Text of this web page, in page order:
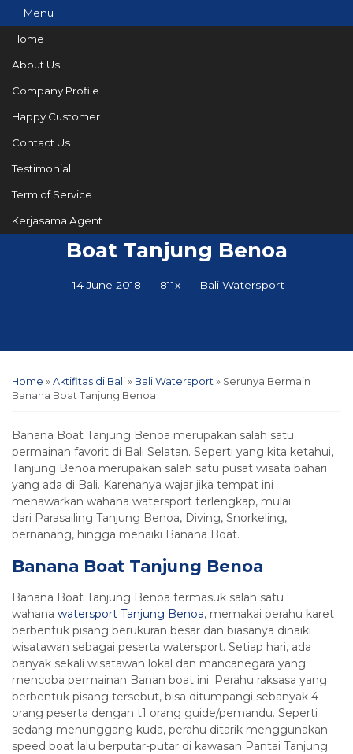
Menu
Home
About Us
Company Profile
Happy Customer
Contact Us
Testimonial
Term of Service
Kerjasama Agent
Serunya Bermain Banana
Boat Tanjung Benoa
14 June 2018 811x Bali Watersport
Home » Aktifitas di Bali » Bali Watersport » Serunya Bermain
Banana Boat Tanjung Benoa
Banana Boat Tanjung Benoa merupakan salah satu
permainan favorit di Bali Selatan. Seperti yang kita ketahui,
Tanjung Benoa merupakan salah satu pusat wisata bahari
yang ada di Bali. Karenanya wajar jika tempat ini
menawarkan wahana watersport terlengkap, mulai
dari Parasailing Tanjung Benoa, Diving, Snorkeling,
bernanang, hingga menaiki Banana Boat.
Banana Boat Tanjung Benoa
Banana Boat Tanjung Benoa termasuk salah satu
wahana watersport Tanjung Benoa, memakai perahu karet
berbentuk pisang berukuran besar dan biasanya dinaiki
wisatawan sebagai peserta watersport. Setiap hari, ada
banyak sekali wisatawan lokal dan mancanegara yang
mencoba permainan Banan boat ini. Perahu raksasa yang
berbentuk pisang tersebut, bisa ditumpangi sebanyak 4
orang peserta dengan t1 orang guide/pemandu. Seperti
sedang menunggang kuda, perahu ditarik menggunakan
speed boat lalu berputar-putar di kawasan Pantai Tanjung